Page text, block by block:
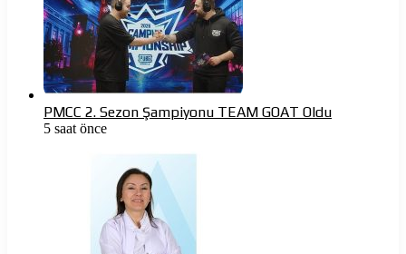
PMCC 2. Sezon Şampiyonu TEAM GOAT Oldu
5 saat önce